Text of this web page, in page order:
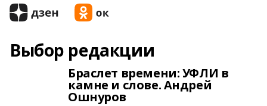
Выбор редакции
Браслет времени: УФЛИ в
камне и слове. Андрей
Ошнуров